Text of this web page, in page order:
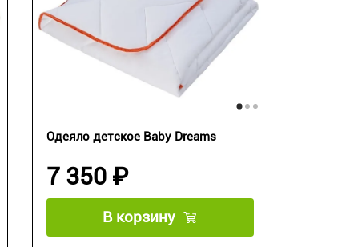
Одеяло детское Baby Dreams
7 350 ₽
В корзину